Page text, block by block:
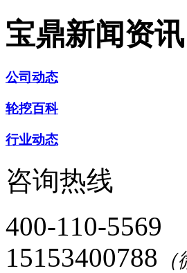
宝鼎新闻资讯
公司动态
轮挖百科
行业动态
咨询热线
400-110-5569
15153400788